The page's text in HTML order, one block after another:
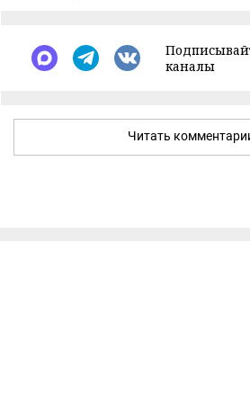
каналы
Читать